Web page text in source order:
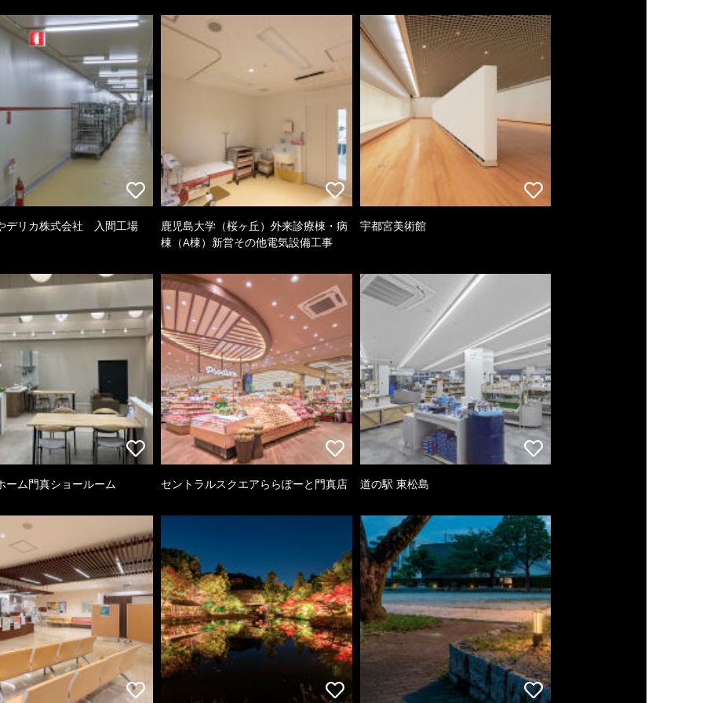
デリカ株式会社 入間工場
鹿児島大学（桜ヶ丘）外来診療棟・病
棟（A棟）新営その他電気設備工事
宇都宮美術館
ーム門真ショールーム セントラルスクエアららぽーと門真店 道の駅 東松島